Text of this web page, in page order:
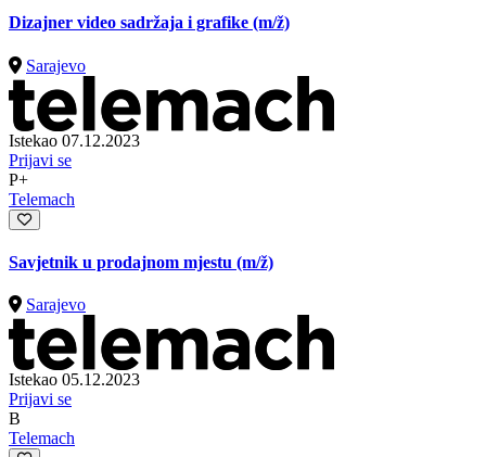
Dizajner video sadržaja i grafike (m/ž)
Sarajevo
Istekao 07.12.2023
Prijavi se
P+
Telemach
Savjetnik u prodajnom mjestu (m/ž)
Sarajevo
Istekao 05.12.2023
Prijavi se
B
Telemach